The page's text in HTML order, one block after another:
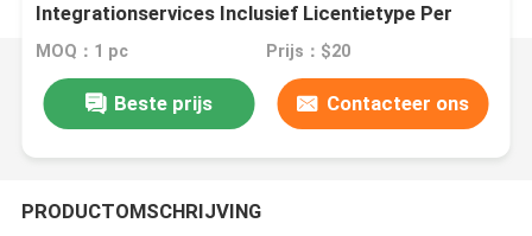
Integrationservices Inclusief Licentietype Per
Core Of Server CAL Biedt Gegevensopslag en
Toegang
MOQ：1 pc Prijs：$20
Beste prijs Contacteer ons
PRODUCTOMSCHRIJVING